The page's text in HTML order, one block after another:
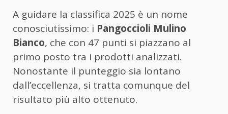
A guidare la classifica 2025 è un nome
conosciutissimo: i Pangoccioli Mulino
Bianco, che con 47 punti si piazzano al
primo posto tra i prodotti analizzati.
Nonostante il punteggio sia lontano
dall’eccellenza, si tratta comunque del
risultato più alto ottenuto.